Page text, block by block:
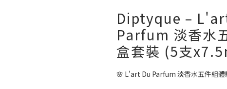
Diptyque –
Parfum 淡香水
盒套裝 (5支
🌸 L'art Du Parfum 淡香水五件組體